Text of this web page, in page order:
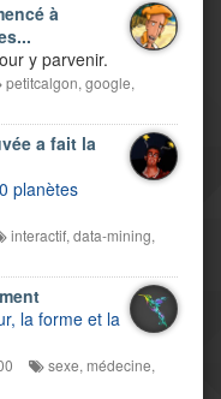
à
y parvenir.
petitcalgon, google,
a fait la
planètes
interactif, data-mining,
la forme et la
sexe, médecine,